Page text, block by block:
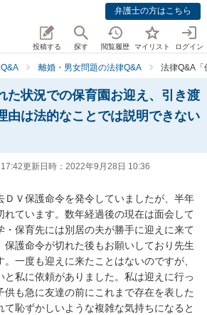
弁護士の方はこちら
投稿する 探す 閲覧履歴 マイリスト ログイン
離婚・男女問題の法律Q&A 法律Q&A
た状況での保育園お迎え、引き渡
由は法的なことでは説明できない
更新日時： 2022年9月28日 10:36
ＤＶ保護命令を発令していましたが、半年
れています。数年経過後の現在は面会して
・保育先には別居の夫が勝手に迎えに来て
保護命令が切れた後もお願いしており先生
一度も迎えに来たことはないのですが、
と私に依頼がありました。私は迎えに行っ
供も急に友達の前にこれまで存在を表した
て恥ずかしいような複雑な気持ちになると